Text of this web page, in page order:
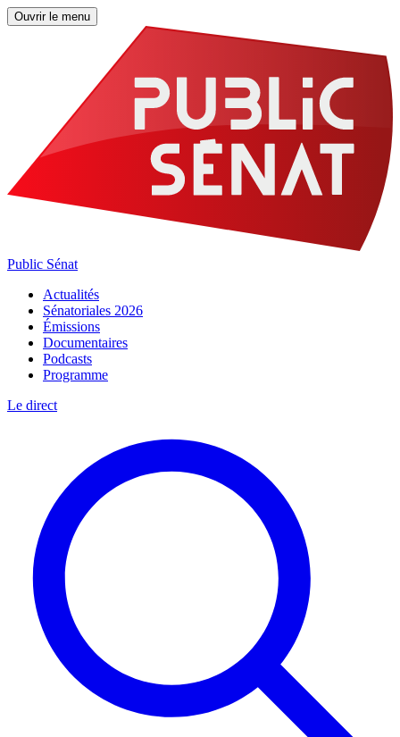
Ouvrir le menu
Public Sénat
Actualités
Sénatoriales 2026
Émissions
Documentaires
Podcasts
Programme
Le direct